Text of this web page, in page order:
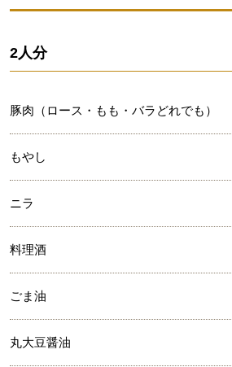
2人分
豚肉（ロース・もも・バラどれでも）
もやし
ニラ
料理酒
ごま油
丸大豆醤油